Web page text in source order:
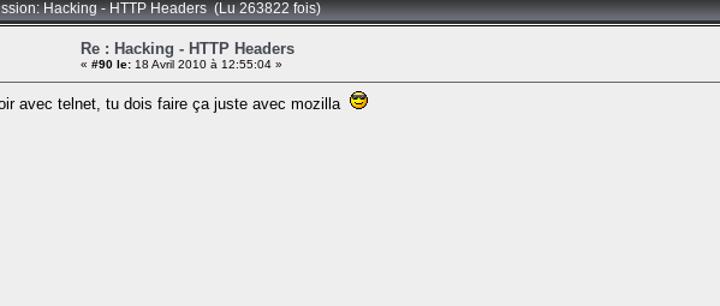
Wargame
Hacking - HTTP Headers (Lu 263822 fois)
Re : Hacking - HTTP Headers
« #90 le: 18 Avril 2010 à 12:55:04 »
avec telnet, tu dois faire ça juste avec mozilla